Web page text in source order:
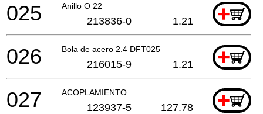
Anillo O 22 +
025 213836-0 1.21
Bola de acero 2.4 DFT025 +
026 216015-9 1.21
ACOPLAMIENTO +
027 123937-5 127.78